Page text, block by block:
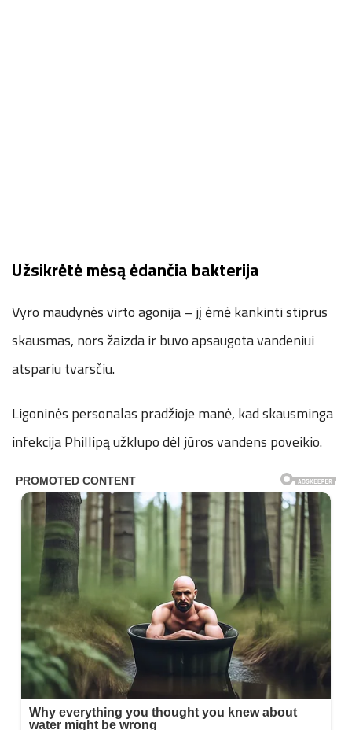
Užsikrėtė mėsą ėdančia bakterija
Vyro maudynės virto agonija – jį ėmė kankinti stiprus
skausmas, nors žaizda ir buvo apsaugota vandeniui
atspariu tvarsčiu.
Ligoninės personalas pradžioje manė, kad skausminga
infekcija Phillipą užklupo dėl jūros vandens poveikio.